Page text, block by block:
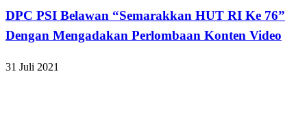
DPC PSI Belawan “Semarakkan HUT RI Ke 76”
Dengan Mengadakan Perlombaan Konten Video
31 Juli 2021